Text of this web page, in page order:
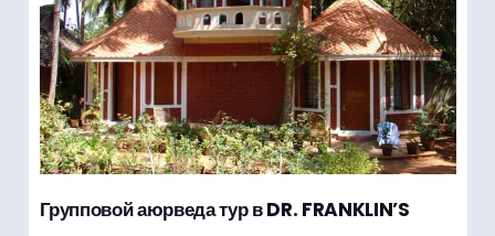
Групповой аюрведа тур в DR. FRANKLIN’S